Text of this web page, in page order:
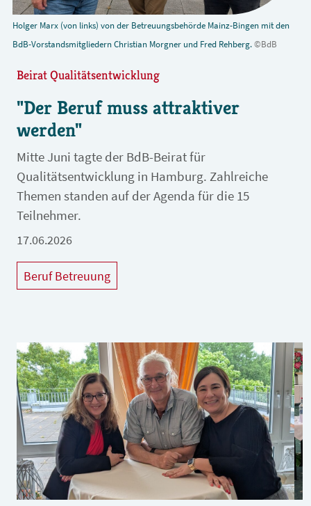
Holger Marx (von links) von der Betreuungsbehörde Mainz-Bingen mit den
BdB-Vorstandsmitgliedern Christian Morgner und Fred Rehberg.©BdB
Beirat Qualitätsentwicklung
"Der Beruf muss attraktiver
werden"
Mitte Juni tagte der BdB-Beirat für
Qualitätsentwicklung in Hamburg. Zahlreiche
Themen standen auf der Agenda für die 15
Teilnehmer.
17.06.2026
Beruf Betreuung